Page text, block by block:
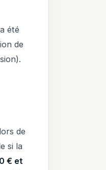
été
de
de
si la
€ et